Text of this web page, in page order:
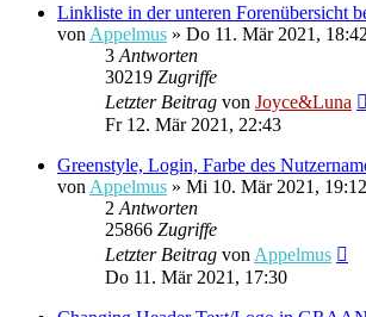
Linkliste in der unteren Forenübersicht
von Appelmus » Do 11. Mär 2021, 18:42
3 Antworten
30219 Zugriffe
Letzter Beitrag von Joyce&Luna
Fr 12. Mär 2021, 22:43
Greenstyle, Login, Farbe des
von Appelmus » Mi 10. Mär 2021, 19:12
2 Antworten
25866 Zugriffe
Letzter Beitrag von Appelmus
Do 11. Mär 2021, 17:30